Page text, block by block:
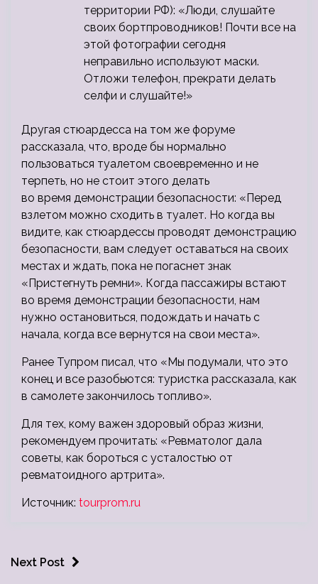
территории РФ): «Люди, слушайте
своих бортпроводников! Почти все на
этой фотографии сегодня
неправильно используют маски.
Отложи телефон, прекрати делать
селфи и слушайте!»
Другая стюардесса на том же форуме
рассказала, что, вроде бы нормально
пользоваться туалетом своевременно и не
терпеть, но не стоит этого делать
во время демонстрации безопасности: «Перед
взлетом можно сходить в туалет. Но когда вы
видите, как стюардессы проводят демонстрацию
безопасности, вам следует оставаться на своих
местах и ждать, пока не погаснет знак
«Пристегнуть ремни». Когда пассажиры встают
во время демонстрации безопасности, нам
нужно остановиться, подождать и начать с
начала, когда все вернутся на свои места».
Ранее Тупром писал, что «Мы подумали, что это
конец и все разобьются: туристка рассказала, как
в самолете закончилось топливо».
Для тех, кому важен здоровый образ жизни,
рекомендуем прочитать: «Ревматолог дала
советы, как бороться с усталостью от
ревматоидного артрита».
Источник: tourprom.ru
Next Post